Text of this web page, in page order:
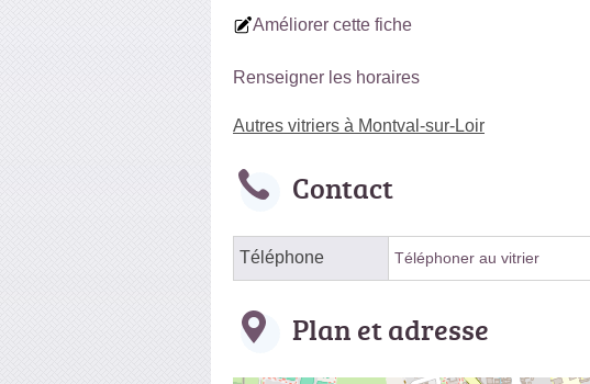
Améliorer cette fiche
Renseigner les horaires
Autres vitriers à Montval-sur-Loir
Contact
Téléphone Téléphoner au vitrier
Plan et adresse